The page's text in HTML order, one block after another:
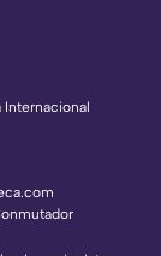
Internacional